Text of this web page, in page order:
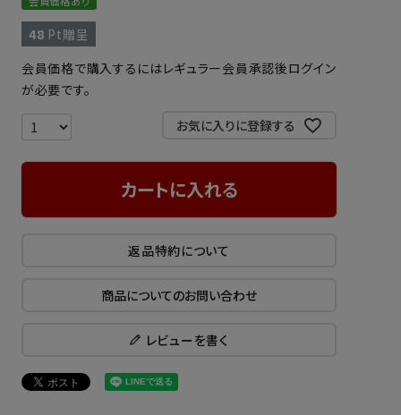
48 Pt贈呈
会員価格で購入するにはレギュラー会員承認後ログイン
が必要です。
お気に入りに登録する
カートに入れる
返品特約について
商品についてのお問い合わせ
レビューを書く